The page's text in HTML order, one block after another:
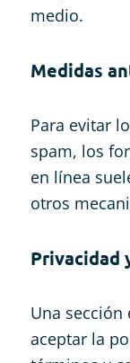
medio.
Medidas
Para evitar
spam, los
en línea
otros
Privacidad
Una
aceptar la